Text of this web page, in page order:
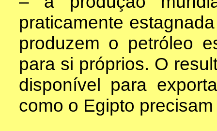
praticamente
produzem o petróleo
para si próprios. O
disponível para
como o Egipto